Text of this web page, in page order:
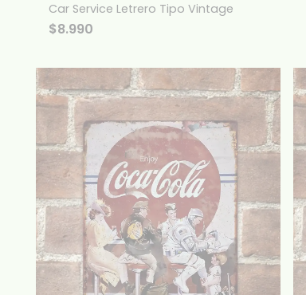
Car Service Letrero Tipo Vintage
$8.990